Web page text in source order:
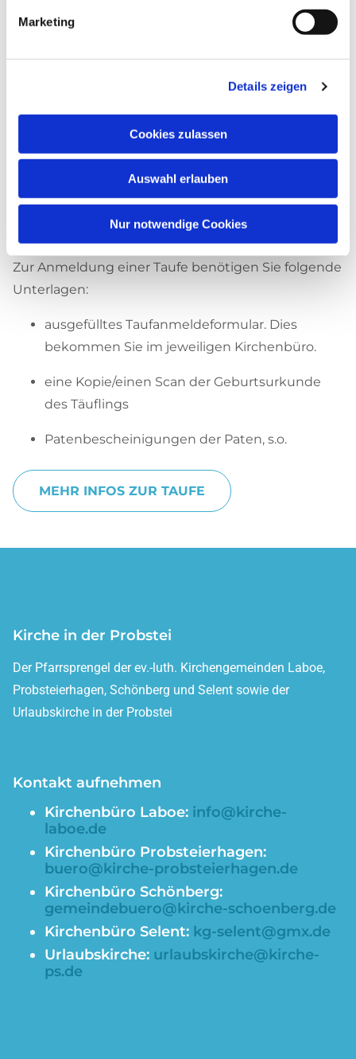
Marketing
Details zeigen
Cookies zulassen
Auswahl erlauben
Nur notwendige Cookies
trotzdem getauft werden.
Wenn Sie selbst das Patenamt übernehmen
möchten, stellen wir Ihnen dafür gerne einen
dass Sie Mitglied unserer Kirchengemeinde und
somit berechtigt sind, das Patenamt zu
Zur Anmeldung einer Taufe benötigen Sie folgende
Unterlagen:
ausgefülltes Taufanmeldeformular. Dies
bekommen Sie im jeweiligen Kirchenbüro.
eine Kopie/einen Scan der Geburtsurkunde
des Täuflings
Patenbescheinigungen der Paten, s.o.
MEHR INFOS ZUR TAUFE
Kirche in der Probstei
Der Pfarrsprengel der ev.-luth. Kirchengemeinden Laboe,
Probsteierhagen, Schönberg und Selent sowie der
Urlaubskirche in der Probstei
Kontakt aufnehmen
Kirchenbüro Laboe: info@kirche-
laboe.de
Kirchenbüro Probsteierhagen:
buero@kirche-probsteierhagen.de
Kirchenbüro Schönberg:
gemeindebuero@kirche-schoenberg.de
Kirchenbüro Selent: kg-selent@gmx.de
Urlaubskirche: urlaubskirche@kirche-
ps.de